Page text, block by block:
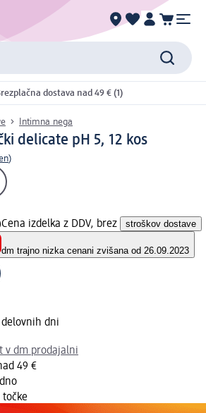
dostava nad 49 € (1)
Intimna nega
delicate pH 5, 12 kos
)
Cena izdelka z DDV, brez stroškov dostave
dm trajno nizka cenani zvišana od 26.09.2023
delovnih dni
v dm prodajalni
49 €